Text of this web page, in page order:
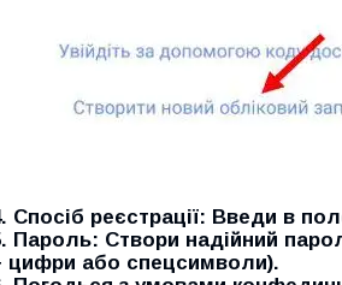
Спосіб реєстрації: Введи в
Пароль: Створи надійний
цифри або спецсимволи).